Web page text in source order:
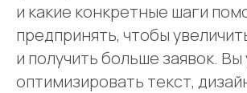
и какие конкретные шаги
предпринять, чтобы
и получить больше заявок. Вы
оптимизировать текст,